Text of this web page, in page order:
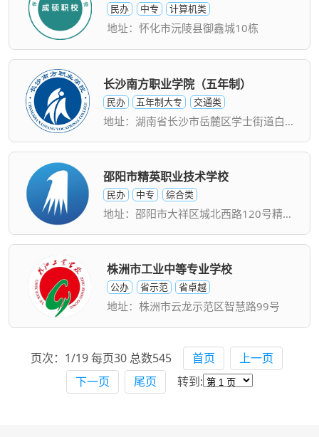
民办 中专 计算机类
地址：怀化市沅陵县御鑫城10栋
长沙南方职业学院（五年制）
民办 五年制大专 交通类
地址：湖南省长沙市岳麓区学士街道白鹤社区
邵阳市精英职业技术学校
民办 中专 综合类
地址：邵阳市大祥区城北西路120号精英学校西外街校区
株洲市工业中等专业学校
公办 省示范 省卓越
地址：株洲市云龙示范区智慧路99号
页次：1/19 每页30 总数545 首页
上一页
下一页
尾页 转到: